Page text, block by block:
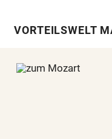
VORTEILSWELT